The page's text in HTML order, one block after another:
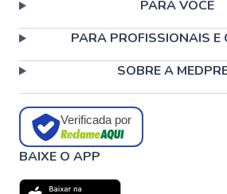
PARA VOCÊ
PARA PROFISSIONAIS E
SOBRE A
Verificada por
BAIXE O APP